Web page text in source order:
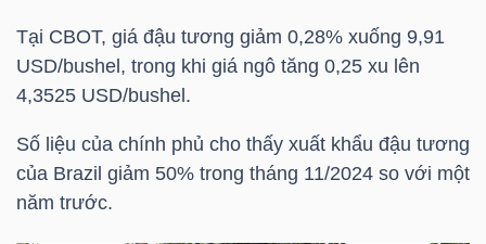
Tại CBOT, giá đậu tương giảm 0,28% xuống 9,91
USD/bushel, trong khi giá ngô tăng 0,25 xu lên
4,3525 USD/bushel.
Số liệu của chính phủ cho thấy xuất khẩu đậu tương
của Brazil giảm 50% trong tháng 11/2024 so với một
năm trước.
TRUY
XUẤT